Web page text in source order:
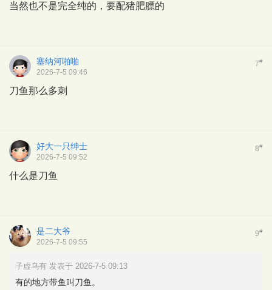
当然也不是完全纯的，要配猪肥膘的
7#
塞纳河啪啪
2026-7-5 09:46
刀鱼那么多刺
8#
好大一只绅士
2026-7-5 09:52
什么是刀鱼
9#
是二大爷
2026-7-5 09:55
子虚乌有 发表于 2026-7-5 09:13
有的地方带鱼叫刀鱼。